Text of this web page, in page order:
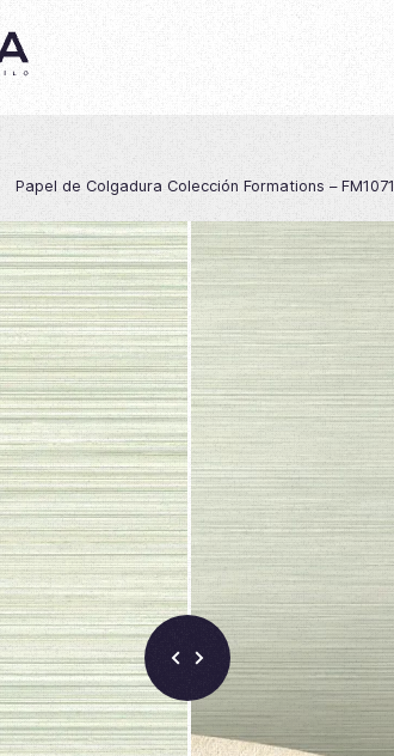
Papel de Colgadura Colección Formations – FM1071